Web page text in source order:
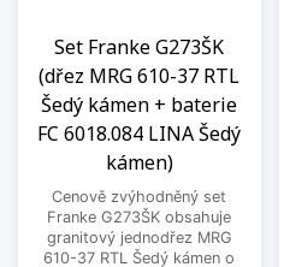
Set Franke G273ŠK
(dřez MRG 610-37 RTL
Šedý kámen + baterie
FC 6018.084 LINA Šedý
kámen)
Cenově zvýhodněný set
Franke G273ŠK obsahuje
granitový jednodřez MRG
610-37 RTL Šedý kámen o